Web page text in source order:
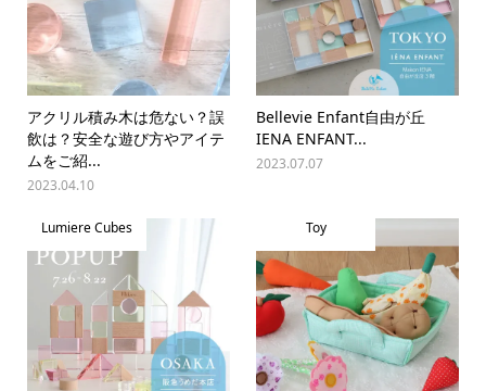
アクリル積み木は危ない？誤
飲は？安全な遊び方やアイテ
ムをご紹...
2023.04.10
Bellevie Enfant自由が丘
IENA ENFANT...
2023.07.07
Lumiere Cubes Toy